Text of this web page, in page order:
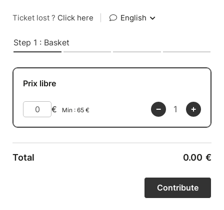
Ticket lost ? Click here English
Step 1 : Basket
Prix libre
€ Min : 65 €
Total 0.00 €